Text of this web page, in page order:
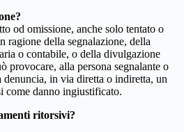
od omissione, anche solo tentato o
ragione della segnalazione, della
o contabile, o della divulgazione
provocare, alla persona segnalante o
denuncia, in via diretta o indiretta, un
come danno ingiustificato.
ritorsivi?